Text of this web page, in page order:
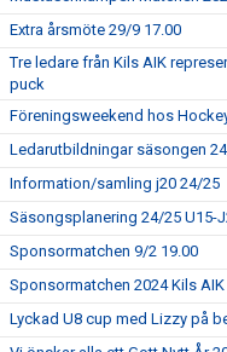
Extra årsmöte 29/9 17.00
Tre ledare från Kils AIK
puck
Föreningsweekend hos
Ledarutbildningar säsongen
Information/samling j20 24/25
Säsongsplanering 24/25 U15-
Sponsormatchen 9/2 19.00
Sponsormatchen 2024 Kils
Lyckad U8 cup med Lizzy på